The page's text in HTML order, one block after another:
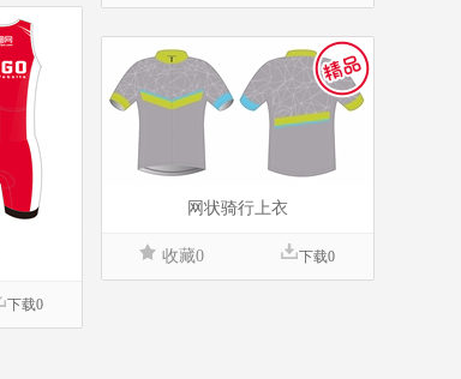
下载0
网状骑行上衣
收藏0 下载0